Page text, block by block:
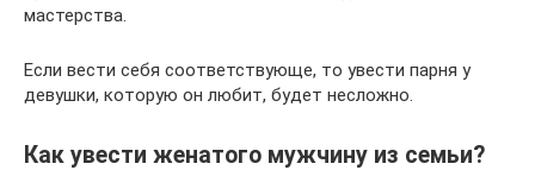
мастерства.
Если вести себя соответствующе, то увести парня у
девушки, которую он любит, будет несложно.
Как увести женатого мужчину из семьи?